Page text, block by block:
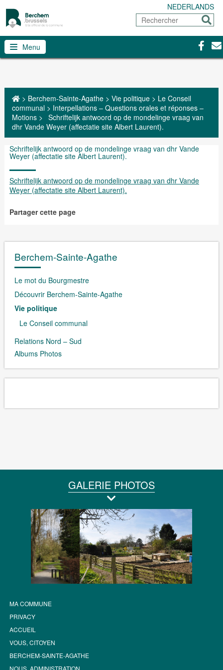
NEDERLANDS
Rechercher
Menu
> Berchem-Sainte-Agathe> Vie politique> Le Conseil
communal> Interpellations – Questions orales et réponses –
Motions> Schriftelijk antwoord op de mondelinge vraag van
dhr Vande Weyer (affectatie site Albert Laurent).
Schriftelijk antwoord op de mondelinge vraag van dhr Vande
Weyer (affectatie site Albert Laurent).
Schriftelijk antwoord op de mondelinge vraag van dhr Vande
Weyer (affectatie site Albert Laurent).
Partager cette page
Berchem-Sainte-Agathe
Le mot du Bourgmestre
Découvrir Berchem-Sainte-Agathe
Vie politique
Le Conseil communal
Relations Nord – Sud
Albums Photos
GALERIE PHOTOS
MA COMMUNE
PRIVACY
ACCUEIL
VOUS, CITOYEN
BERCHEM-SAINTE-AGATHE
NOUS, ADMINISTRATION